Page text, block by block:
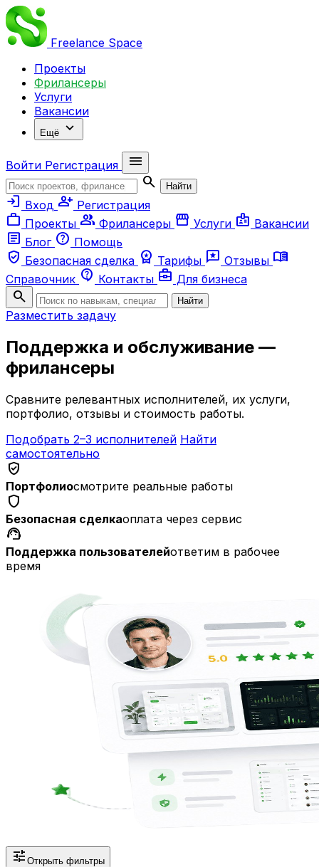
Freelance Space
Проекты
Фрилансеры
Услуги
Вакансии
Ещё expand_more
Войти Регистрация
menu
search
Найти
login Вход person_add Регистрация
work Проекты group Фрилансеры storefront Услуги badge Вакансии
article Блог help Помощь
verified_user Безопасная сделка workspace_premium Тарифы reviews Отзывы menu_book
Справочник contact_support Контакты business_center Для бизнеса
search Найти
Разместить задачу
Поддержка и обслуживание —
фрилансеры
Сравните релевантных исполнителей, их услуги,
портфолио, отзывы и стоимость работы.
Подобрать 2–3 исполнителей Найти
самостоятельно
verified_user
Портфолиосмотрите реальные работы
shield
Безопасная сделкаоплата через сервис
support_agent
Поддержка пользователейответим в рабочее
время
tune Открыть фильтры